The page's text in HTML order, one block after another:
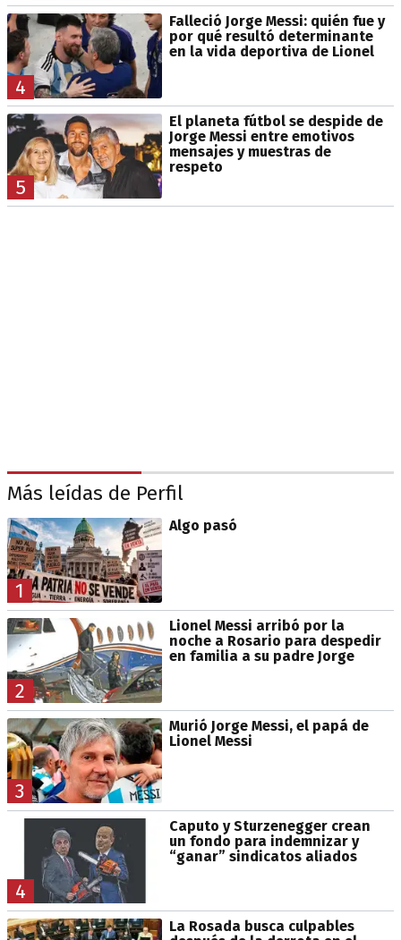
4
Falleció Jorge Messi: quién fue y
por qué resultó determinante
en la vida deportiva de Lionel
5
El planeta fútbol se despide de
Jorge Messi entre emotivos
mensajes y muestras de
respeto
Más leídas de Perfil
1
Algo pasó
2
Lionel Messi arribó por la
noche a Rosario para despedir
en familia a su padre Jorge
3
Murió Jorge Messi, el papá de
Lionel Messi
4
Caputo y Sturzenegger crean
un fondo para indemnizar y
“ganar” sindicatos aliados
La Rosada busca culpables